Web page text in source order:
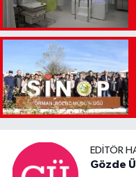
EDITÖR
Gözde